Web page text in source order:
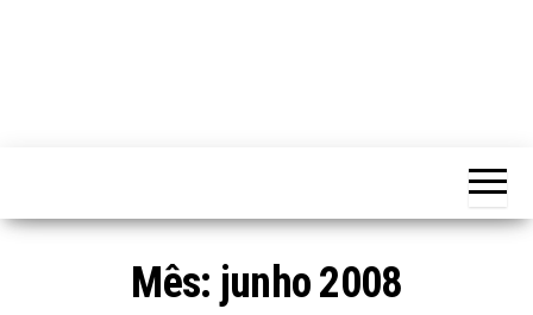
Mês: junho 2008